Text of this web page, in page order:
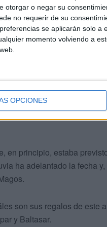
otorgar o negar su
no requerir de su
se aplicarán solo
momento volviendo a
OPCIONES
mujeres y niñas que han
ya sabían al dedillo.
civil y de
evento.
en principio, estaba
ha adelantado la fecha
son sus regalos de este
y Baltasar.